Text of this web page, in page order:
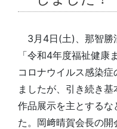
3月4日(土)、那智勝
「令和4年度福祉健康
コロナウイルス感染
ましたが、引き続き基
作品展示を主とする
た。岡﨑晴賀会長の